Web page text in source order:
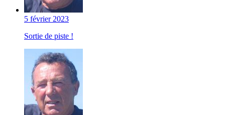
5 février 2023
Sortie de piste !